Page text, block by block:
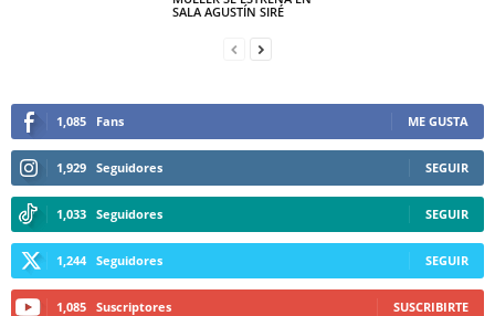
SALA AGUSTÍN SIRÉ
1,085 Fans ME GUSTA
1,929 Seguidores SEGUIR
1,033 Seguidores SEGUIR
1,244 Seguidores SEGUIR
1,085 Suscriptores SUSCRIBIRTE